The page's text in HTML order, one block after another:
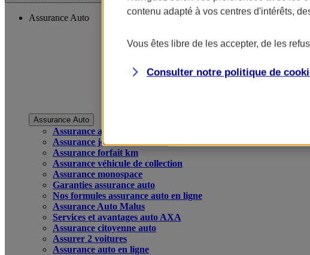
Assurance Auto
Assurance Auto
Assurance auto
Assurance jeune conducteur
Assurance forfait km
Assurance véhicule de collection
Assurance monospace
Garanties assurance auto
Nos formules assurance auto en ligne
Assurance Auto Malus
Services et avantages auto AXA
Assurance citoyenne auto
Assurer 2 voitures
Assurance auto en ligne
contenu adapté à vos centres d'intérêts,
Vous êtes libre de les accepter, de les
Consulter notre politique de